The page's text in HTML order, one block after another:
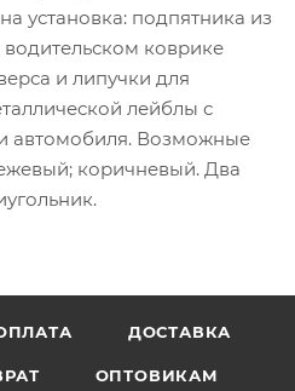
установка: подпятника из
коврике
и липучки для
лейблы с
автомобиля. Возможные
коричневый. Два
ДОСТАВКА
ОПТОВИКАМ